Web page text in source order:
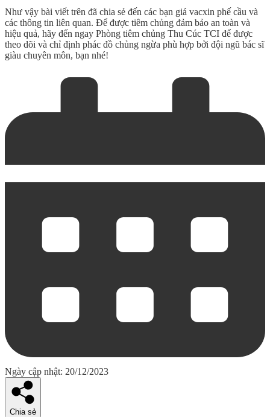
Như vậy bài viết trên đã chia sẻ đến các bạn giá vacxin phế cầu và
các thông tin liên quan. Để được tiêm chủng đảm bảo an toàn và
hiệu quả, hãy đến ngay Phòng tiêm chủng Thu Cúc TCI để được
theo dõi và chỉ định phác đồ chủng ngừa phù hợp bởi đội ngũ bác sĩ
giàu chuyên môn, bạn nhé!
Ngày cập nhật: 20/12/2023
Chia sẻ